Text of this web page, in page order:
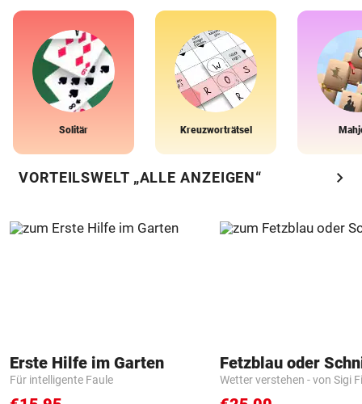
Solitär Kreuzworträtsel
VORTEILSWELT „ALLE ANZEIGEN“ chevron_right
Erste Hilfe im Garten
Für intelligente Faule
Fetzblau oder
Wetter verstehen - von Sigi